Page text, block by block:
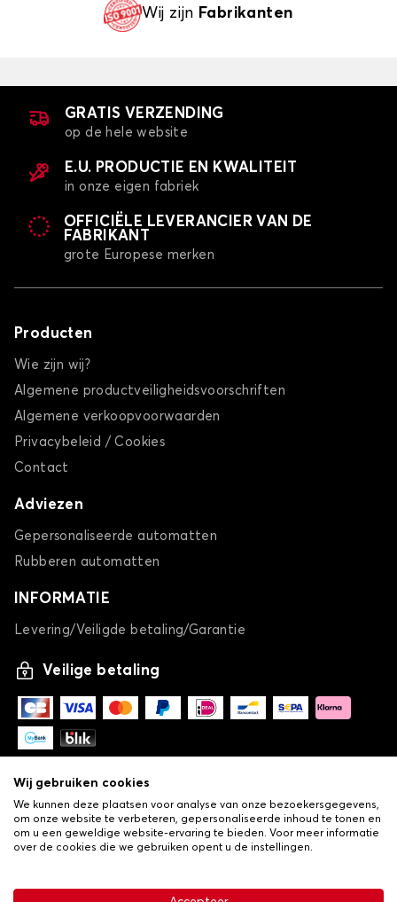
Wij zijn Fabrikanten
GRATIS VERZENDING
op de hele website
E.U. PRODUCTIE EN KWALITEIT
in onze eigen fabriek
OFFICIËLE LEVERANCIER VAN DE
FABRIKANT
grote Europese merken
Producten
Wie zijn wij?
Algemene productveiligheidsvoorschriften
Algemene verkoopvoorwaarden
Privacybeleid / Cookies
Contact
Adviezen
Gepersonaliseerde automatten
Rubberen automatten
INFORMATIE
Levering/Veiligde betaling/Garantie
Veilige betaling
Algemene verkoopvoorwaarden•Privacy- en cookiebeleid
Wij gebruiken cookies
We kunnen deze plaatsen voor analyse van onze bezoekersgegevens,
om onze website te verbeteren, gepersonaliseerde inhoud te tonen en
om u een geweldige website-ervaring te bieden. Voor meer informatie
over de cookies die we gebruiken opent u de instellingen.